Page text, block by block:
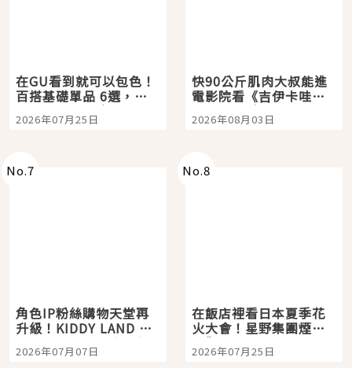
在GU看到就可以包色！
百搭基礎單品 6選，閉
眼全收也不心疼
2026年07月25日
快90公斤肌肉大叔能進
電影院看《吉伊卡哇》
嗎？日本重金屬樂團
「打首」會長與nagano
2026年08月03日
No.7
角色IP粉絲購物天堂再
升級！KIDDY LAND 原
宿店吉伊卡哇迎客，新
開幕 OMOKADO 店3分
2026年07月07日
No.8
在飯店裡看日本夏季花
火大會！星野集團煙火
景觀飯店6選，讓你不用
人擠人悠閒欣賞
2026年07月25日